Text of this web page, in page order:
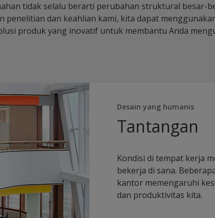
tidak selalu berarti perubahan struktural besar-
penelitian dan keahlian kami, kita dapat
produk yang inovatif untuk membantu Anda
Desain yang humanis
Tantangan
Kondisi di tempat kerja
bekerja di sana.
kantor memengaruhi
dan produktivitas kita.